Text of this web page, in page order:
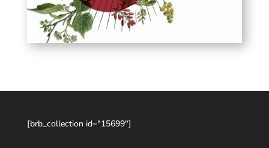
[brb_collection id="15699"]